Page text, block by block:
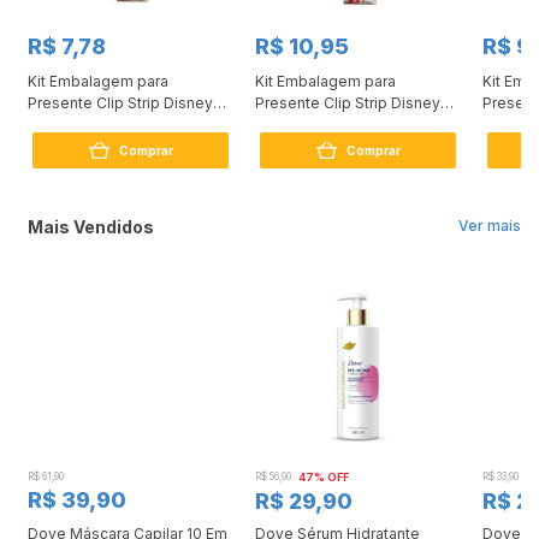
R$ 7,78
Kit Embalagem para
Presente Clip Strip Disney
Comprar
R$ 10,95
Kit Embalagem para
Presente Clip Strip Disney
Comprar
R$
Kit
Ver mais
Mais Vendidos
R$ 61,90
R$ 39,90
Dove Máscara Capilar 10 Em
R$ 56,90 47% OFF
R$ 29,90
Dove Sérum Hidratante
R$ 33,90
R$
Dove